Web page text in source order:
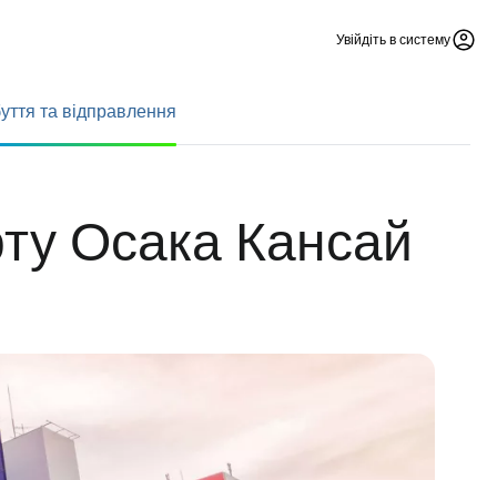
Увійдіть в систему
та відправлення
Осака Кансай